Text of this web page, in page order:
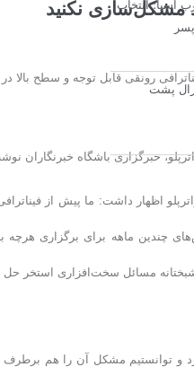
مشکل‌سازی نکنید
رونقی قابل توجه و سطح بالا در
خبرگزاری باشگاه خبرنگاران
اظهار داشت: ما پیش از
چندین ماهه برای برگزاری
مسائل سخت‌افزاری استخر
توانستیم مشکل آن را هم برطرف
آسیا؛ انتخاب
فینال ۵۰ متر کرال پشت